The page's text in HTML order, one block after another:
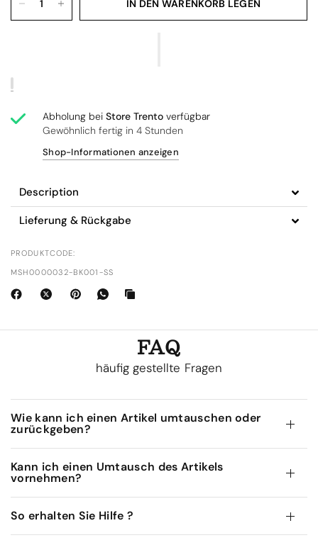
IN DEN WARENKORB LEGEN
Abholung beiStore Trento verfügbar
Gewöhnlich fertig in 4 Stunden
Shop-Informationen anzeigen
Description
Lieferung & Rückgabe
PRODUKTCODE:
MSH0000032-BK001-SS
FAQ
häufig gestellte Fragen
Wie kann ich einen Artikel umtauschen oder
zurückgeben?
Kann ich einen Umtausch des Artikels
vornehmen?
So erhalten Sie Hilfe ?